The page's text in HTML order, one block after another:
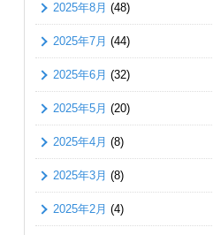
2025年8月 (48)
2025年7月 (44)
2025年6月 (32)
2025年5月 (20)
2025年4月 (8)
2025年3月 (8)
2025年2月 (4)